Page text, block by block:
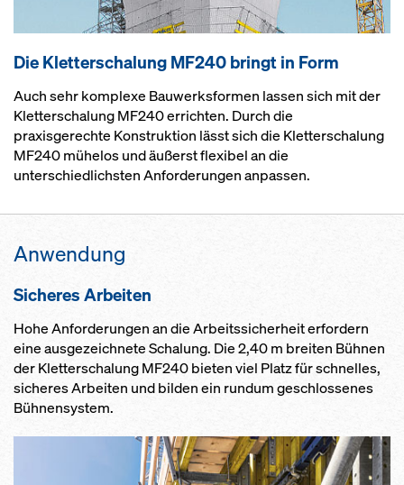
Die Kletterschalung MF240 bringt in Form
Auch sehr komplexe Bauwerksformen lassen sich mit der
Kletterschalung MF240 errichten. Durch die
praxisgerechte Konstruktion lässt sich die Kletterschalung
MF240 mühelos und äußerst flexibel an die
unterschiedlichsten Anforderungen anpassen.
Anwendung
Sicheres Arbeiten
Hohe Anforderungen an die Arbeitssicherheit erfordern
eine ausgezeichnete Schalung. Die 2,40 m breiten Bühnen
der Kletterschalung MF240 bieten viel Platz für schnelles,
sicheres Arbeiten und bilden ein rundum geschlossenes
Bühnensystem.